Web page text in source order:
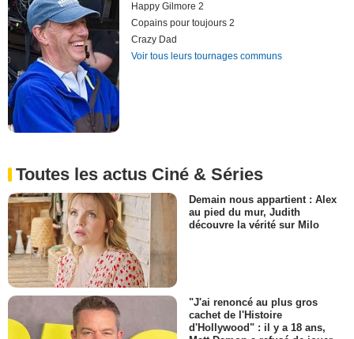
Happy Gilmore 2
Copains pour toujours 2
Crazy Dad
Voir tous leurs tournages communs
Toutes les actus Ciné & Séries
Demain nous appartient : Alex
au pied du mur, Judith
découvre la vérité sur Milo
"J'ai renoncé au plus gros
cachet de l'Histoire
d'Hollywood" : il y a 18 ans,